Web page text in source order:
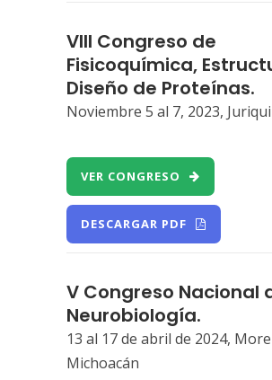
VIII Congreso de
Fisicoquímica,
Diseño de Proteínas.
Noviembre 5 al 7, 2023,
VER CONGRESO
DESCARGAR PDF
V Congreso Nacional
Neurobiología.
13 al 17 de abril de 2024,
Michoacán